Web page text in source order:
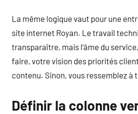
La même logique vaut pour une
site internet Royan. Le travail
transparaître, mais l’âme du
faire, votre vision des priorités
contenu. Sinon, vous ressemblez à
Définir la colonne